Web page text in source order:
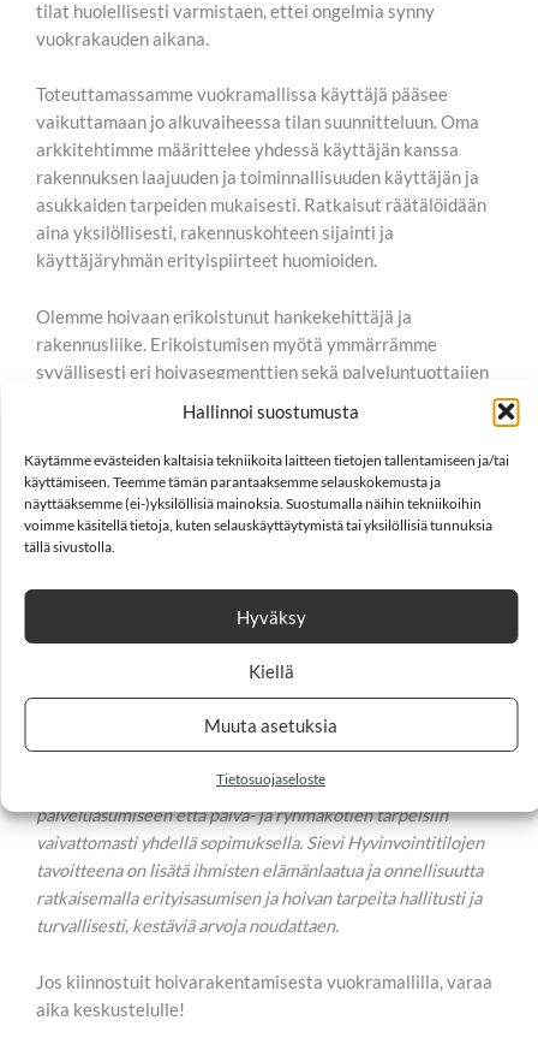
Hallinnoi suostumusta
Käytämme evästeiden kaltaisia tekniikoita laitteen tietojen tallentamiseen ja/tai
käyttämiseen. Teemme tämän parantaaksemme selauskokemusta ja
näyttääksemme (ei-)yksilöllisiä mainoksia. Suostumalla näihin tekniikoihin
voimme käsitellä tietoja, kuten selauskäyttäytymistä tai yksilöllisiä tunnuksia
tällä sivustolla.
Hyväksy
Kiellä
Muuta asetuksia
Tietosuojaseloste
tilat huolellisesti varmistaen, ettei ongelmia synny
vuokrakauden aikana.
Toteuttamassamme vuokramallissa käyttäjä pääsee
vaikuttamaan jo alkuvaiheessa tilan suunnitteluun. Oma
arkkitehtimme määrittelee yhdessä käyttäjän kanssa
rakennuksen laajuuden ja toiminnallisuuden käyttäjän ja
asukkaiden tarpeiden mukaisesti. Ratkaisut räätälöidään
aina yksilöllisesti, rakennuskohteen sijainti ja
käyttäjäryhmän erityispiirteet huomioiden.
Olemme hoivaan erikoistunut hankekehittäjä ja
rakennusliike. Erikoistumisen myötä ymmärrämme
syvällisesti eri hoivasegmenttien sekä palveluntuottajien
vaatimuksia, suunnittelussa ja rakentamisessa tulee
huomioida vaativien rakennushankkeiden
viranomaismääräykset.
erikoisrakentajalle yllätyksenä. Konseptimme on
koeponnistettu, hyvin suunniteltu ja tehokas toteuttaa.
Meiltä saa turvalliset, terveelliset ja toimivat tilat, jotka
vastaavat käyttötarkoitukseen koko sovitun vuokra-ajan.
Kotimainen Sievi Hyvinvointitilat Oy tarjoaa vuokrattavia
käyttämiinsä tiloihin. Toteutamme toimitilat sekä
palveluasumiseen että päivä- ja ryhmäkotien tarpeisiin
vaivattomasti yhdellä sopimuksella. Sievi Hyvinvointitilojen
tavoitteena on lisätä ihmisten elämänlaatua ja onnellisuutta
ratkaisemalla erityisasumisen ja hoivan tarpeita hallitusti ja
turvallisesti, kestäviä arvoja noudattaen.
Jos kiinnostuit hoivarakentamisesta vuokramallilla, varaa
aika keskustelulle!